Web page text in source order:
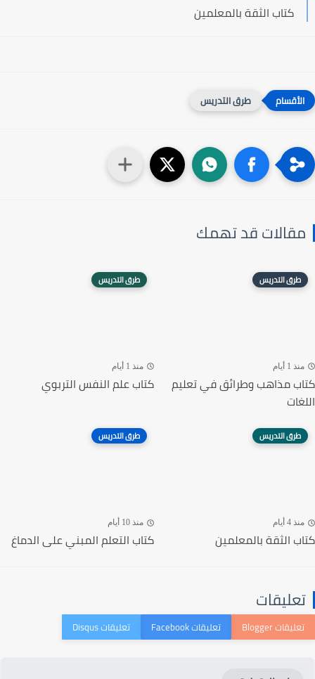
كتاب الثقة بالمعلمين
طرق التدريس
مقالات قد تهمك
طرق التدريس
منذ 1 أيام
كتاب مذاهب وطرائق في تعليم
اللغات
طرق التدريس
منذ 1 أيام
كتاب علم النفس التربوي
طرق التدريس
منذ 4 أيام
كتاب الثقة بالمعلمين
طرق التدريس
منذ 10 أيام
كتاب التعلم المبني على الدماغ
تعليقات